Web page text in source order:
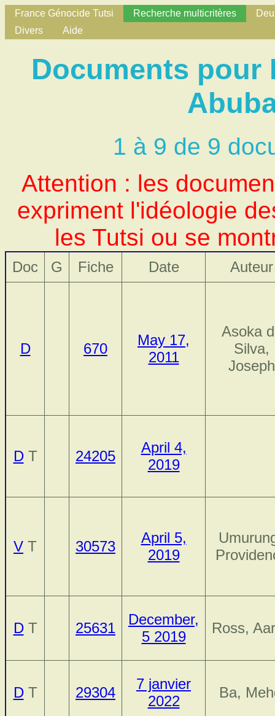
France Génocide Tutsi Recherche multicritères
Divers
Aide
Documents pour
1 à 9 de 9
Attention : les
expriment l'idéologie
les Tutsi ou se
Doc G Fiche Date Auteur
D 670
May 17,
2011
Asoka
Silva,
Joseph
DT 24205
April 4,
2019
V T 30573
April 5,
2019
DT 25631
December,
5 2019
Ross,
DT 29304
7 janvier
2022
Ba,